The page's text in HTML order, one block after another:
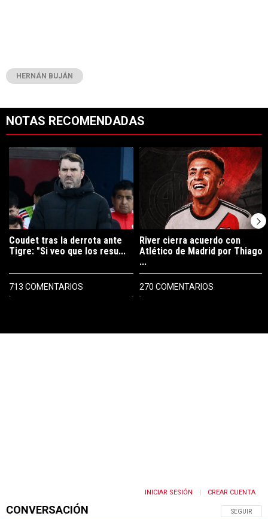
HERNÁN BUJÁN
NOTAS RECOMENDADAS
Un artículo de tendencia con el título "Coudet tras la derrota ante
Coudet tras la derrota ante
Tigre: "Si veo que los resu...
713 COMENTARIOS
Un artículo de tendencia con el
River cierra acuerdo con
Atlético de Madrid por Thiago
...
270 COMENTARIOS
CONVERSACIÓN SIGA ESTA
SEGUIR
INICIAR SESIÓN CREAR CUENTA